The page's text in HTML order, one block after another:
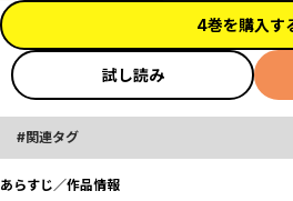
4巻を購入す
試し読み
関連タグ
あらすじ／作品情報